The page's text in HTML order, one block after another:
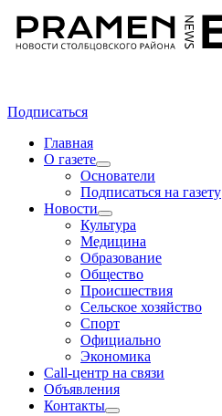
Подписаться
Главная
О газете
Основатели
Подписаться на газету
Новости
Культура
Медицина
Образование
Общество
Происшествия
Сельское хозяйство
Спорт
Официально
Экономика
Call-центр на связи
Объявления
Контакты